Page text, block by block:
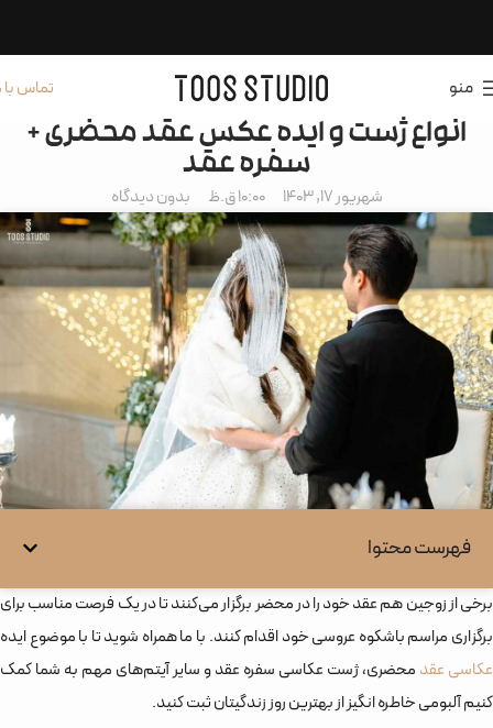
منو تماس با
انواع ژست و ایده عکس عقد محضری +
سفره عقد
شهریور 17, 1403 10:00 ق.ظ بدون دیدگاه
فهرست محتوا
برخی از زوجین هم عقد خود را در محضر برگزار می‌کنند تا در یک فرصت مناسب برای
برگزاری مراسم باشکوه عروسی خود اقدام کنند. با ما همراه شوید تا با موضوع ایده
عکاسی عقد محضری، ژست عکاسی سفره عقد و سایر آیتم‌های مهم به شما کمک
کنیم آلبومی خاطره انگیز از بهترین روز زندگیتان ثبت کنید.